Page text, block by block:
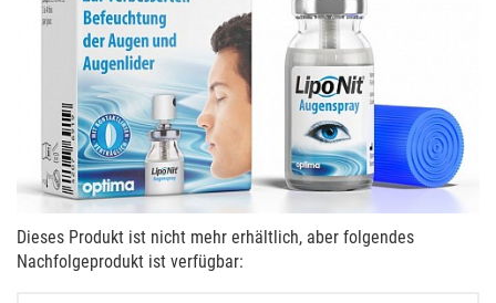
Dieses Produkt ist nicht mehr erhältlich, aber folgendes
Nachfolgeprodukt ist verfügbar: